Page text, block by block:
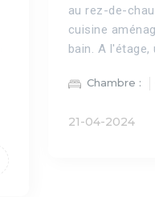
au rez-de-
cuisine
bain. A l'étage,
Chambre :
21-04-2024